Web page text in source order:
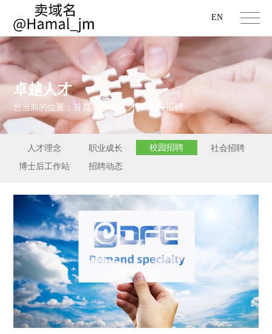
EN
卓越人才
您当前的位置：首页 > 卓越人才 >校园招聘
人才理念 职业成长 校园招聘
社会招聘
博士后工作站
招聘动态